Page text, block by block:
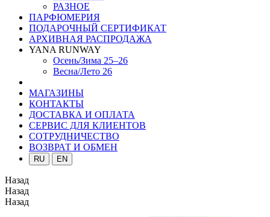
РАЗНОЕ
ПАРФЮМЕРИЯ
ПОДАРОЧНЫЙ СЕРТИФИКАТ
АРХИВНАЯ РАСПРОДАЖА
YANA RUNWAY
Осень/Зима 25–26
Весна/Лето 26
МАГАЗИНЫ
КОНТАКТЫ
ДОСТАВКА И ОПЛАТА
СЕРВИС ДЛЯ КЛИЕНТОВ
СОТРУДНИЧЕСТВО
ВОЗВРАТ И ОБМЕН
RU EN
Назад
Назад
Назад